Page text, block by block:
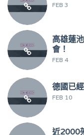
FEB 3
高雄蓮
會！
FEB 4
德國已
FEB 10
近2000